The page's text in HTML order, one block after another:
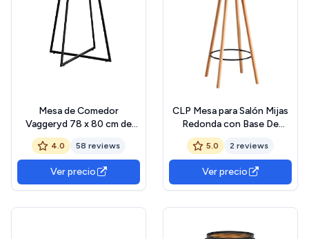
Mesa de Comedor
Vaggeryd 78 x 80 cm de
Metal y MDF en Negro y
Efecto de Madera Tono
Oscuro Mesa Alta de Estilo
Minimalista Redonda
4.0 58 reviews
Ver precio
CLP Mesa para Salón Mijas
Redonda con Base De
Madera I Mesa Alta para Bar
con Look Escandinavo I
Mesilla Decorativa,
Color:Blanco, Color del
Marco:Natura (Redondo)
5.0 2 reviews
Ver precio